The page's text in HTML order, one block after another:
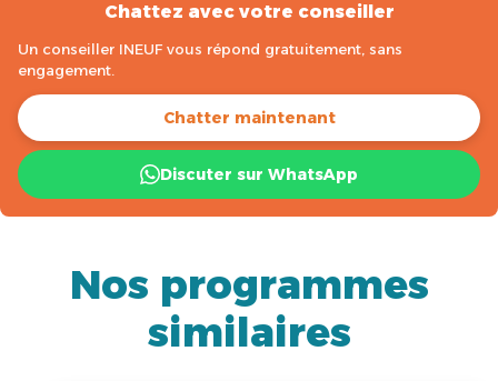
Chattez avec votre conseiller
Un conseiller INEUF vous répond gratuitement, sans
engagement.
Chatter maintenant
Discuter sur WhatsApp
Nos programmes
similaires